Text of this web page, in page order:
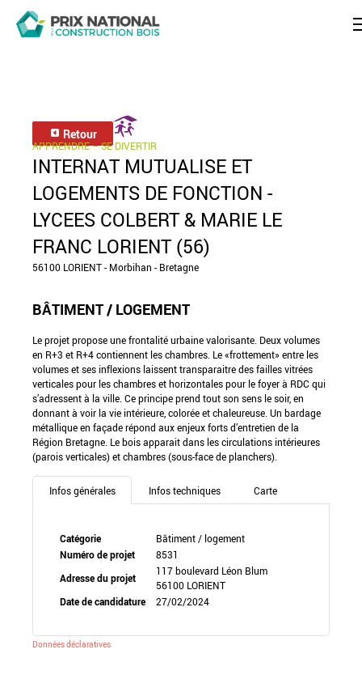
Retour
APPRENDRE – SE DIVERTIR
INTERNAT MUTUALISE ET
LOGEMENTS DE FONCTION -
LYCEES COLBERT & MARIE LE
FRANC LORIENT (56)
56100 LORIENT - Morbihan - Bretagne
BÂTIMENT / LOGEMENT
Le projet propose une frontalité urbaine valorisante. Deux volumes
en R+3 et R+4 contiennent les chambres. Le «frottement» entre les
volumes et ses inflexions laissent transparaitre des failles vitrées
verticales pour les chambres et horizontales pour le foyer à RDC qui
s’adressent à la ville. Ce principe prend tout son sens le soir, en
donnant à voir la vie intérieure, colorée et chaleureuse. Un bardage
métallique en façade répond aux enjeux forts d’entretien de la
Région Bretagne. Le bois apparait dans les circulations intérieures
(parois verticales) et chambres (sous-face de planchers).
Infos générales Infos techniques Carte
Catégorie
Bâtiment / logement
Numéro de projet
8531
Adresse du projet
117 boulevard Léon Blum
56100 LORIENT
Date de candidature
27/02/2024
Données déclaratives